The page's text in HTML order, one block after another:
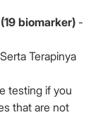
(19 biomarker) -
Terapinya
testing if you
that are not